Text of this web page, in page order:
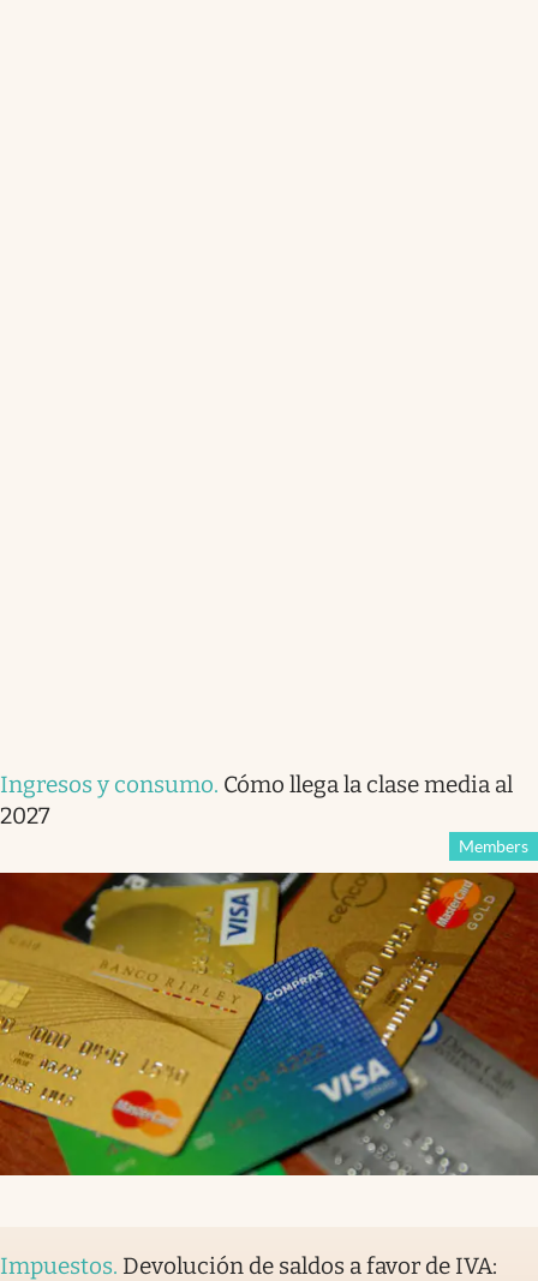
Ingresos y consumo. Cómo llega la clase media al
2027
Members
Impuestos. Devolución de saldos a favor de IVA: